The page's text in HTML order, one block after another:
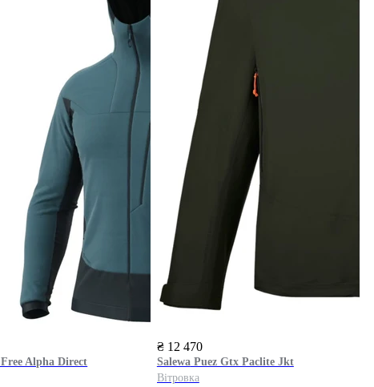
Free Alpha Direct
₴ 12 470
Salewa Puez Gtx Paclite Jkt
Вітровка